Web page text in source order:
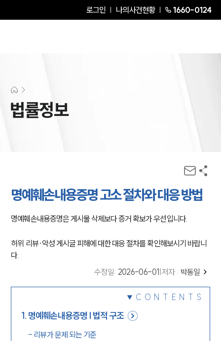
로그인 나의사건현황 1660-0124
법률정보
명예훼손내용증명 고소 절차와 대응 방법
명예훼손내용증명은 게시물 삭제보다 증거 확보가 우선입니다.
허위 리뷰·악성 게시글 피해에 대한 대응 절차를 확인해보시기 바랍니
다.
수정일: 2026-06-01 저자 : 박동일
CONTENTS
1. 명예훼손내용증명 | 법적 구조
- 리뷰가 문제 되는 기준